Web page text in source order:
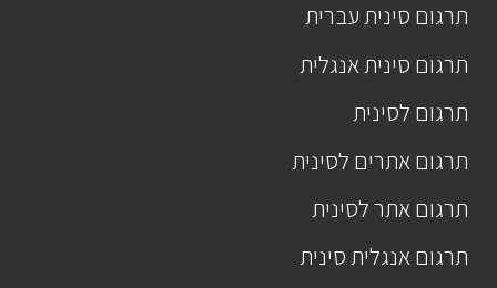
תרגום סינית עברית
תרגום סינית אנגלית
תרגום לסינית
תרגום אתרים לסינית
תרגום אתר לסינית
תרגום אנגלית סינית